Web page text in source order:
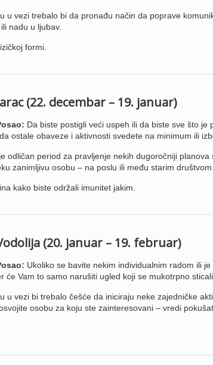
u vezi trebalo bi da pronađu način da poprave
nadu u ljubav.
formi.
(22. decembar – 19. januar)
Da biste postigli veći uspeh ili da biste sve što
ostale obaveze i aktivnosti svedete na minimum ili
odličan period za pravljenje nekih dugoročniji
zanimljivu osobu – na poslu ili među starim društvom.
kako biste održali imunitet jakim.
odolija (20. januar – 19. februar)
Ukoliko se bavite nekim individualnim radom ili
će Vam to samo narušiti ugled koji se mukotrpno sticali
u vezi bi trebalo češće da iniciraju neke zajedničke
osobu za koju ste zainteresovani – vredi